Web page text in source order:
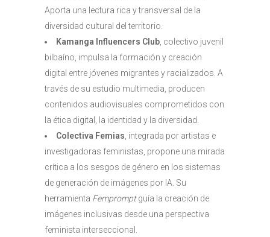
Aporta una lectura rica y transversal de la
diversidad cultural del territorio.
Kamanga Influencers Club , colectivo juvenil
bilbaíno, impulsa la formación y creación
digital entre jóvenes migrantes y racializados. A
través de su estudio multimedia, producen
contenidos audiovisuales comprometidos con
la ética digital, la identidad y la diversidad.
Colectiva Femias , integrada por artistas e
investigadoras feministas, propone una mirada
crítica a los sesgos de género en los sistemas
de generación de imágenes por IA. Su
herramienta Fempromptguía la creación de
imágenes inclusivas desde una perspectiva
feminista interseccional.